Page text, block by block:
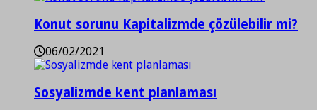
Konut sorunu Kapitalizmde çözülebilir mi?
06/02/2021
Sosyalizmde kent planlaması